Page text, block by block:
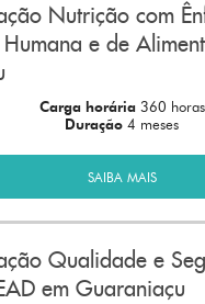
Nutrição com
e de
Carga horária 360 horas
Duração 4 meses
SAIBA MAIS
Qualidade e
em Guaraniaçu